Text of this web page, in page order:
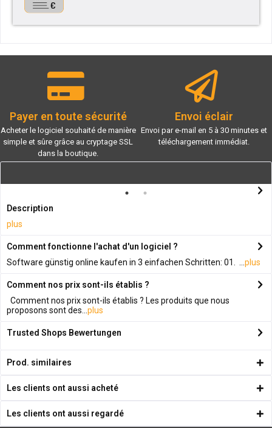
Payer en toute sécurité
Acheter le logiciel souhaité de manière
simple et sûre grâce au cryptage SSL
dans la boutique.
Envoi éclair
Envoi par e-mail en 5 à 30 minutes et
téléchargement immédiat.
Description
plus
Comment fonctionne l'achat d'un logiciel ?
Software günstig online kaufen in 3 einfachen Schritten: 01. ... plus
Comment nos prix sont-ils établis ?
Comment nos prix sont-ils établis ? Les produits que nous
proposons sont des... plus
Trusted Shops Bewertungen
Prod. similaires
Les clients ont aussi acheté
Les clients ont aussi regardé